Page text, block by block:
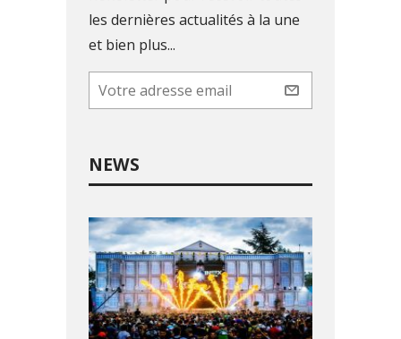
les dernières actualités à la une
et bien plus...
NEWS